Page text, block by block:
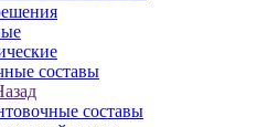
составы
составы